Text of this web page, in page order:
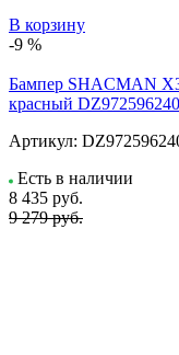
В корзину
-9 %
Бампер SHACMAN
красный
Артикул:
Есть в наличии
8 435 руб.
9 279 руб.